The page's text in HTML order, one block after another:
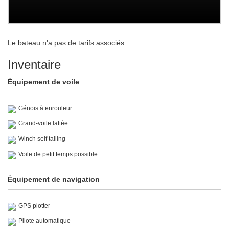
Le bateau n'a pas de tarifs associés.
Inventaire
Équipement de voile
Génois à enrouleur
Grand-voile lattée
Winch self tailing
Voile de petit temps possible
Équipement de navigation
GPS plotter
Pilote automatique